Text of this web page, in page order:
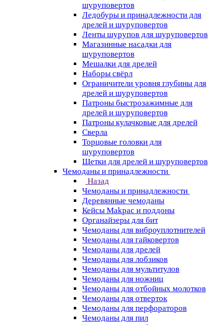
шуруповертов
Ледобуры и принадлежности для
дрелей и шуруповертов
Ленты шурупов для шуруповертов
Магазинные насадки для
шуруповертов
Мешалки для дрелей
Наборы свёрл
Ограничители уровня глубины для
дрелей и шуруповертов
Патроны быстрозажимные для
дрелей и шуруповертов
Патроны кулачковые для дрелей
Сверла
Торцовые головки для
шуруповертов
Щетки для дрелей и шуруповертов
Чемоданы и принадлежности
Назад
Чемоданы и принадлежности
Деревянные чемоданы
Кейсы Makpac и поддоны
Органайзеры для бит
Чемоданы для виброуплотнителей
Чемоданы для гайковертов
Чемоданы для дрелей
Чемоданы для лобзиков
Чемоданы для мультитулов
Чемоданы для ножниц
Чемоданы для отбойных молотков
Чемоданы для отверток
Чемоданы для перфораторов
Чемоданы для пил